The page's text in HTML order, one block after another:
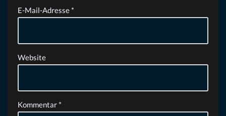
E-Mail-Adresse *
Website
Kommentar *